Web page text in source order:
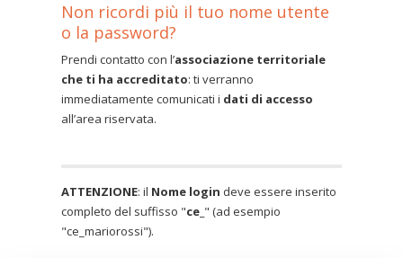
Non ricordi più il tuo nome utente
o la password?
Prendi contatto con l’associazione territoriale
che ti ha accreditato: ti verranno
immediatamente comunicati i dati di accesso
all’area riservata.
ATTENZIONE: il Nome login deve essere inserito
completo del suffisso "ce_ " (ad esempio
"ce_mariorossi").